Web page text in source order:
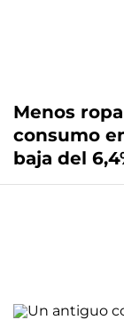
Menos
consumo
baja del